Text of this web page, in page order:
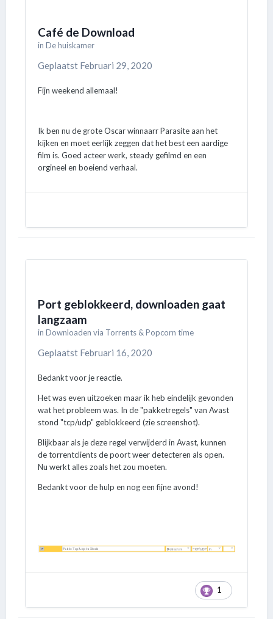
Café de Download
in De huiskamer
Geplaatst Februari 29, 2020
Fijn weekend allemaal!
Ik ben nu de grote Oscar winnaarr Parasite aan het
kijken en moet eerlijk zeggen dat het best een aardige
film is. Goed acteer werk, steady gefilmd en een
orgineel en boeiend verhaal.
Port geblokkeerd, downloaden gaat
langzaam
in Downloaden via Torrents & Popcorn time
Geplaatst Februari 16, 2020
Bedankt voor je reactie.
Het was even uitzoeken maar ik heb eindelijk gevonden
wat het probleem was. In de "pakketregels" van Avast
stond "tcp/udp" geblokkeerd (zie screenshot).
Blijkbaar als je deze regel verwijderd in Avast, kunnen
de torrentclients de poort weer detecteren als open.
Nu werkt alles zoals het zou moeten.
Bedankt voor de hulp en nog een fijne avond!
1